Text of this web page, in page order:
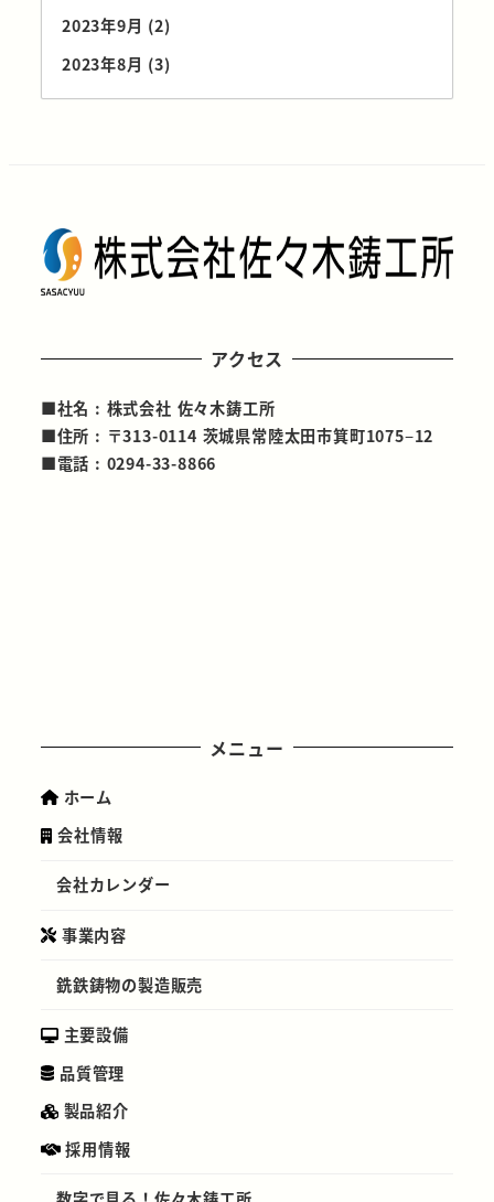
2023年9月 (2)
2023年8月 (3)
アクセス
■社名 : 株式会社 佐々木鋳工所
■住所 : 〒313-0114 茨城県常陸太田市箕町1075−12
■電話 : 0294-33-8866
メニュー
ホーム
会社情報
会社カレンダー
事業内容
銑鉄鋳物の製造販売
主要設備
品質管理
製品紹介
採用情報